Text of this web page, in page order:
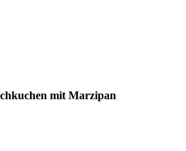
mit Marzipan